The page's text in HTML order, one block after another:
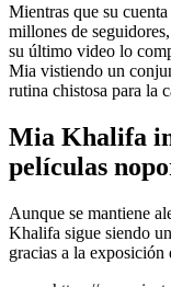
Mientras que su
millones de
su último video lo
Mia vistiendo un
rutina chistosa para la
Mia Khalifa
películas
Aunque se mantiene
Khalifa sigue siendo
gracias a la exposición